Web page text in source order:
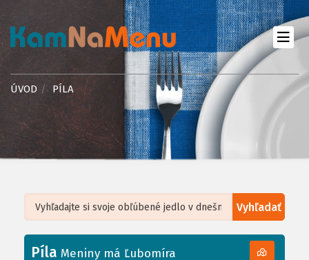
ÚVOD PÍLA
Vyhľadať
+
Leaflet| ©OpenStreetMap, Tiles courtesy ofHumanitarian OpenStreetMap
Píla Meniny má Ľubomíra